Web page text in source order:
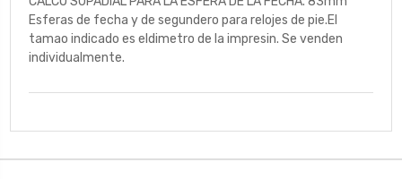
Esferas de fecha y de segundero para relojes de pie.El
tamao indicado es eldimetro de la impresin. Se venden
individualmente.